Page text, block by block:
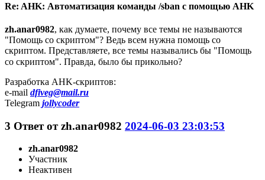
Re: AHK: Автоматизация команды /sban с помощью AHK
zh.anar0982, как думаете, почему все темы не называются
"Помощь со скриптом"? Ведь всем нужна помощь со
скриптом. Представляете, все темы назывались бы "Помощь
со скриптом". Правда, было бы прикольно?
Разработка AHK-скриптов:
e-mail dfiveg@mail.ru
Telegram jollycoder
3 Ответ отzh.anar0982 2024-06-03 23:03:53
zh.anar0982
Участник
Неактивен